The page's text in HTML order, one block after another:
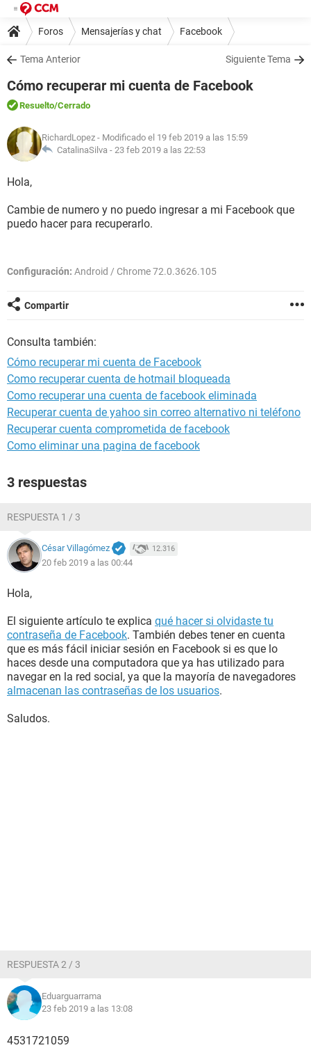
Foros Mensajerías y chat Facebook
Tema Anterior Siguiente Tema
Cómo recuperar mi cuenta de Facebook
Resuelto/Cerrado
RichardLopez - Modificado el 19 feb 2019 a las 15:59
CatalinaSilva - 23 feb 2019 a las 22:53
Hola,
Cambie de numero y no puedo ingresar a mi Facebook que
puedo hacer para recuperarlo.
Configuración: Android / Chrome 72.0.3626.105
Compartir
Consulta también:
Cómo recuperar mi cuenta de Facebook
Como recuperar cuenta de hotmail bloqueada
Como recuperar una cuenta de facebook eliminada
Recuperar cuenta de yahoo sin correo alternativo ni teléfono
Recuperar cuenta comprometida de facebook
Como eliminar una pagina de facebook
3 respuestas
RESPUESTA 1 / 3
César Villagómez 12.316
20 feb 2019 a las 00:44
Hola,
El siguiente artículo te explica qué hacer si olvidaste tu
contraseña de Facebook. También debes tener en cuenta
que es más fácil iniciar sesión en Facebook si es que lo
haces desde una computadora que ya has utilizado para
navegar en la red social, ya que la mayoría de navegadores
almacenan las contraseñas de los usuarios.
Saludos.
RESPUESTA 2 / 3
Eduarguarrama
23 feb 2019 a las 13:08
4531721059